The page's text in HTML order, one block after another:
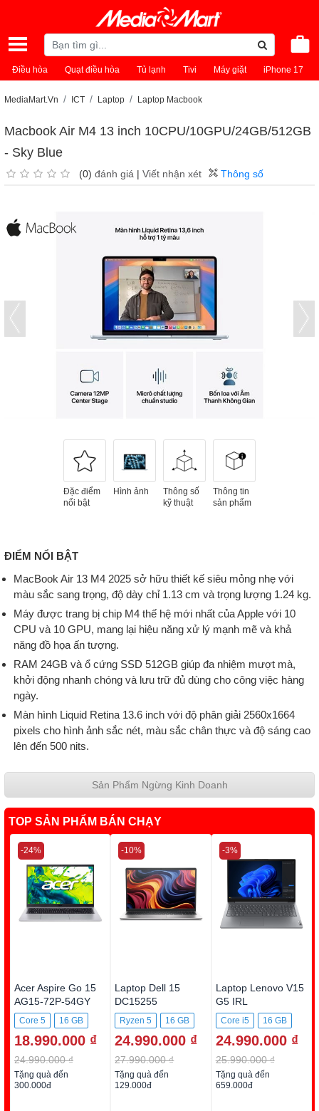
Điều hòa Quạt điều hòa Tủ lạnh Tivi Máy giặt iPhone 17
MediaMart.Vn ICT Laptop Laptop Macbook
Macbook Air M4 13 inch 10CPU/10GPU/24GB/512GB
- Sky Blue
(0) đánh giá | Viết nhận xét Thông số
Đặc điểm
nổi bật
Hình ảnh
Thông số
kỹ thuật
Thông tin
sản phẩm
ĐIỂM NỔI BẬT
MacBook Air 13 M4 2025 sở hữu thiết kế siêu mỏng nhẹ với
màu sắc sang trọng, độ dày chỉ 1.13 cm và trọng lượng 1.24 kg.
Máy được trang bị chip M4 thế hệ mới nhất của Apple với 10
CPU và 10 GPU, mang lại hiệu năng xử lý mạnh mẽ và khả
năng đồ họa ấn tượng.
RAM 24GB và ổ cứng SSD 512GB giúp đa nhiệm mượt mà,
khởi động nhanh chóng và lưu trữ đủ dùng cho công việc hàng
ngày.
Màn hình Liquid Retina 13.6 inch với độ phân giải 2560x1664
pixels cho hình ảnh sắc nét, màu sắc chân thực và độ sáng cao
lên đến 500 nits.
Sản Phẩm Ngừng Kinh Doanh
TOP SẢN PHẨM BÁN CHẠY
Acer Aspire Go 15
AG15-72P-54GY
Core 5
16 GB
512GB SSD
18.990.000 ₫
24.990.000 ₫
-24%
Tặng quà đến
300.000đ
Laptop Dell 15
DC15255
DC5R5973W1
Ryzen 5
16 GB
512GB SSD
24.990.000 ₫
27.990.000 ₫
-10%
Tặng quà đến
129.000đ
Laptop Lenovo V15
G5 IRL
83HF00BYVN
Core i5
16 GB
512GB SSD
24.990.000 ₫
25.990.000 ₫
-3%
Tặng quà đến
659.000đ